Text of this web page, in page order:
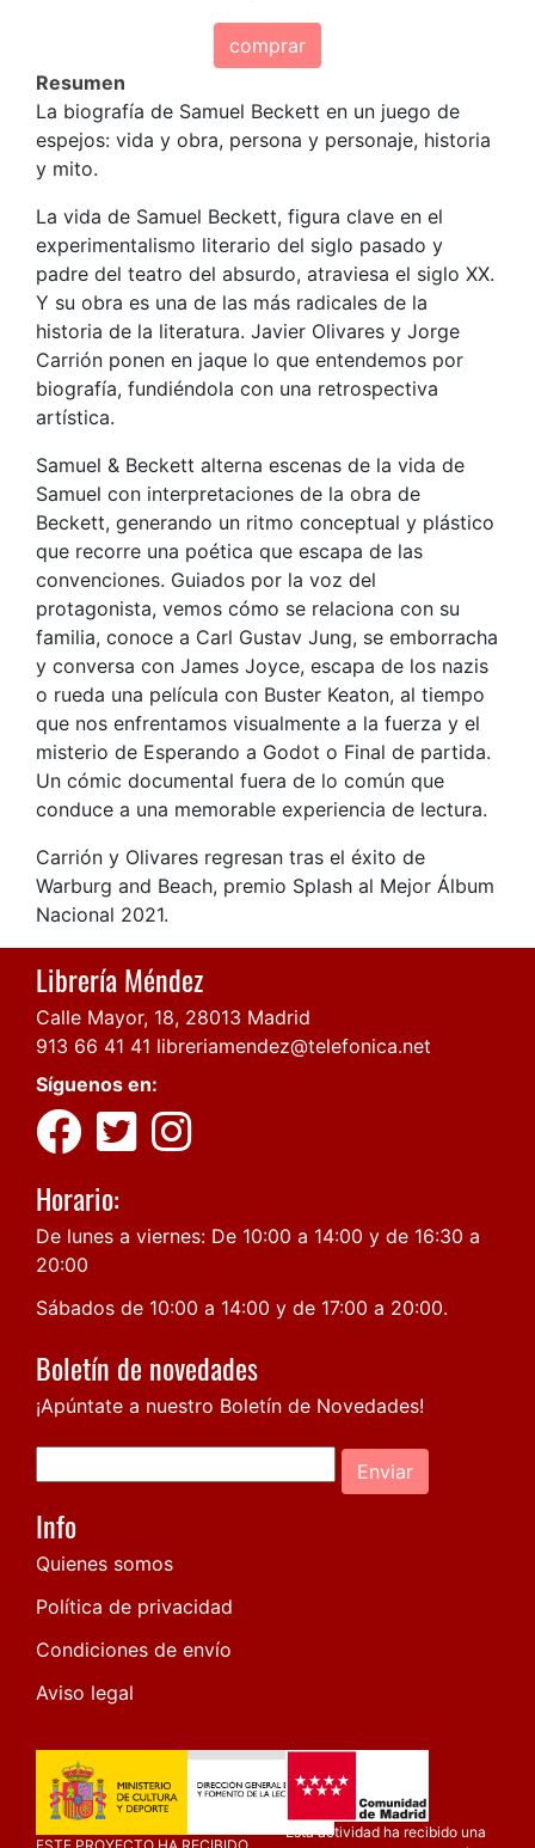
comprar
Resumen
La biografía de Samuel Beckett en un juego de
espejos: vida y obra, persona y personaje, historia
y mito.
La vida de Samuel Beckett, figura clave en el
experimentalismo literario del siglo pasado y
padre del teatro del absurdo, atraviesa el siglo XX.
Y su obra es una de las más radicales de la
historia de la literatura. Javier Olivares y Jorge
Carrión ponen en jaque lo que entendemos por
biografía, fundiéndola con una retrospectiva
artística.
Samuel & Beckett alterna escenas de la vida de
Samuel con interpretaciones de la obra de
Beckett, generando un ritmo conceptual y plástico
que recorre una poética que escapa de las
convenciones. Guiados por la voz del
protagonista, vemos cómo se relaciona con su
familia, conoce a Carl Gustav Jung, se emborracha
y conversa con James Joyce, escapa de los nazis
o rueda una película con Buster Keaton, al tiempo
que nos enfrentamos visualmente a la fuerza y el
misterio de Esperando a Godot o Final de partida.
Un cómic documental fuera de lo común que
conduce a una memorable experiencia de lectura.
Carrión y Olivares regresan tras el éxito de
Warburg and Beach, premio Splash al Mejor Álbum
Nacional 2021.
Librería Méndez
Calle Mayor, 18, 28013 Madrid
913 66 41 41 libreriamendez@telefonica.net
Síguenos en:
Horario:
De lunes a viernes: De 10:00 a 14:00 y de 16:30 a
20:00
Sábados de 10:00 a 14:00 y de 17:00 a 20:00.
Boletín de novedades
¡Apúntate a nuestro Boletín de Novedades!
Enviar
Info
Quienes somos
Política de privacidad
Condiciones de envío
Aviso legal
Esta actividad ha recibido una